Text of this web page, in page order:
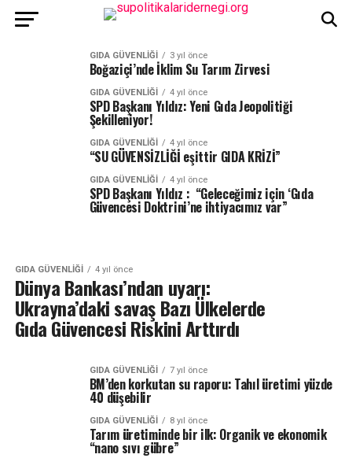
GIDA GÜVENLIĞI 3 yıl önce
Boğaziçi’nde İklim Su Tarım Zirvesi
GIDA GÜVENLIĞI 4 yıl önce
SPD Başkanı Yıldız: Yeni Gıda Jeopolitiği
Şekilleniyor!
GIDA GÜVENLIĞI 4 yıl önce
“SU GÜVENSİZLİĞİ eşittir GIDA KRİZİ”
GIDA GÜVENLIĞI 4 yıl önce
SPD Başkanı Yıldız : “Geleceğimiz için ‘Gıda
Güvencesi Doktrini’ne ihtiyacımız var”
GIDA GÜVENLIĞI 4 yıl önce
Dünya Bankası’ndan uyarı:
Ukrayna’daki savaş Bazı Ülkelerde
Gıda Güvencesi Riskini Arttırdı
GIDA GÜVENLIĞI 7 yıl önce
BM’den korkutan su raporu: Tahıl üretimi yüzde
40 düşebilir
GIDA GÜVENLIĞI 8 yıl önce
Tarım üretiminde bir ilk: Organik ve ekonomik
“nano sıvı gübre”